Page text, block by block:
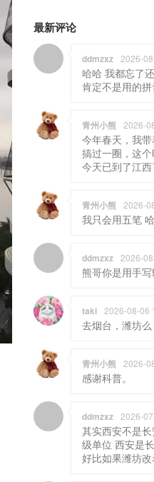
最新评论
ddmzxz 2026-
哈哈 我都忘了
肯定不是用的
青州小熊 2026-
今年春天，我
搞过一圈，这
今天已到了江西
青州小熊 2026-
我只会用五笔
ddmzxz 2026-
熊哥你是用手
taki 2026-08-06
去烟台，潍坊么
青州小熊 2026-
感谢科普。
ddmzxz 2026-
其实西安不是
级单位 西安是
好比如果潍坊